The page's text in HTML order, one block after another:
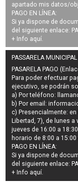
apartado mis datos/
PAGO EN LÍNEA:
Si ya dispone de
del siguiente enlace:
+ Info aquí.
PASSARELA
PASARELA PAGO
Para poder efectuar
ejecutivo, se podrán
a) Por teléfono:
b) Por email:
c) Presencialmente:
Libertad, 7), de lunes
jueves de 16:00 a
horario de 8:00 a
PAGO EN LÍNEA:
Si ya dispone de
del siguiente enlace:
+ Info aquí.